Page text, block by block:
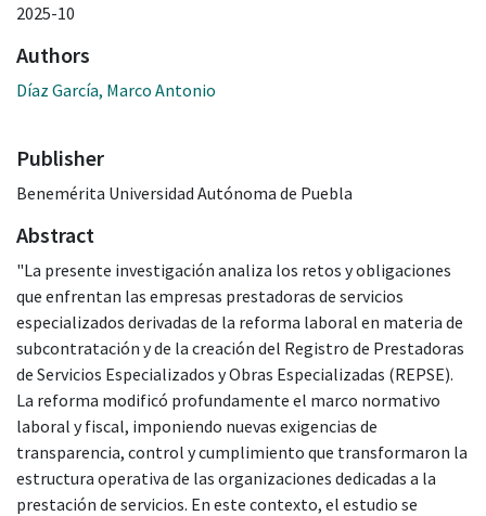
2025-10
Authors
Díaz García, Marco Antonio
Publisher
Benemérita Universidad Autónoma de Puebla
Abstract
"La presente investigación analiza los retos y obligaciones
que enfrentan las empresas prestadoras de servicios
especializados derivadas de la reforma laboral en materia de
subcontratación y de la creación del Registro de Prestadoras
de Servicios Especializados y Obras Especializadas (REPSE).
La reforma modificó profundamente el marco normativo
laboral y fiscal, imponiendo nuevas exigencias de
transparencia, control y cumplimiento que transformaron la
estructura operativa de las organizaciones dedicadas a la
prestación de servicios. En este contexto, el estudio se